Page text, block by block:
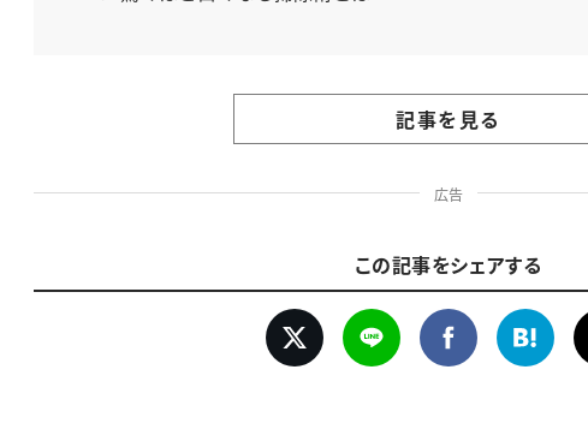
記事を見る
広告
この記事をシェアする